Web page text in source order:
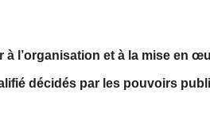
à l’organisation et à la mise en
décidés par les pouvoirs